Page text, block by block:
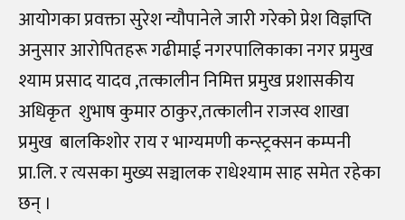
आयोगका प्रवक्ता सुरेश न्यौपानेले जारी गरेको प्रेश विज्ञप्ति
अनुसार आरोपितहरू गढीमाई नगरपालिकाका नगर प्रमुख
श्याम प्रसाद यादव ,तत्कालीन निमित्त प्रमुख प्रशासकीय
अधिकृत शुभाष कुमार ठाकुर,तत्कालीन राजस्व शाखा
प्रमुख बालकिशोर राय र भाग्यमणी कन्स्ट्रक्सन कम्पनी
प्रा.लि. र त्यसका मुख्य सञ्चालक राधेश्याम साह समेत रहेका
छन् ।